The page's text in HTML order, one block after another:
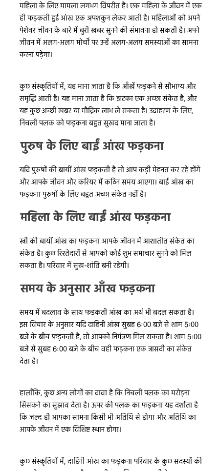
महिला के लिए मामला लगभग विपरीत है। एक महिला के जीवन में एक
ही फड़कती हुई आंख एक अपशकुन लेकर आती है। महिलाओं को अपने
पेशेवर जीवन के बारे में बुरी खबर सुनने की संभावना हो सकती है। अपने
जीवन में अलग-अलग मोर्चों पर उन्हें अलग-अलग समस्याओं का सामना
करना पड़ेगा।
कुछ संस्कृतियों में, यह माना जाता है कि आँखें फड़कने से सौभाग्य और
समृद्धि आती है। यह माना जाता है कि झटका एक अच्छा संकेत है, और
यह कुछ अच्छी खबर या मौद्रिक लाभ ले सकता है। उदाहरण के लिए,
निचली पलक को फड़कना बहुत सुखद माना जाता है।
पुरुष के लिए बाईं आंख फड़कना
यदि पुरुषों की बायीं आंख फड़कती है तो आप कड़ी मेहनत कर रहे होंगे
और आपके जीवन और करियर में कठिन समय आएगा। बाईं आंख का
फड़कना पुरुषों के लिए बहुत अच्छा संकेत नहीं है।
महिला के लिए बाईं आंख फड़कना
स्त्री की बायीं आंख का फड़कना आपके जीवन में आशातीत संकेत का
संकेत है। कुछ रिश्तेदारों से आपको कोई शुभ समाचार सुनने को मिल
सकता है। परिवार में सुख-शांति बनी रहेगी।
समय के अनुसार आँख फड़कना
समय में बदलाव के साथ फडकती आंख का अर्थ भी बदल सकता है।
इस विचार के अनुसार यदि दाहिनी आंख सुबह 6ः00 बजे से शाम 5ः00
बजे के बीच फड़कती है, तो आपको निमंत्रण मिल सकता है। शाम 5ः00
बजे से सुबह 6ः00 बजे के बीच वही फड़कना एक त्रासदी का संकेत
देता है।
हालाँकि, कुछ अन्य लोगों का दावा है कि निचली पलक का मरोड़ना
सिसकने का सुझाव देता है। ऊपर की पलक का फड़कना यह दर्शाता है
कि जल्द ही आपका सामना किसी भी अतिथि से होगा और अतिथि का
आपके जीवन में एक विशिष्ट स्थान होगा।
कुछ संस्कृतियों में, दाहिनी आंख का फड़कना परिवार के कुछ सदस्यों की